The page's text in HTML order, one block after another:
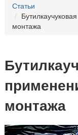
Статьи
монтажа
монтажа